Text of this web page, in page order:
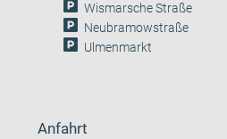
Wismarsche Straße
Neubramowstraße
Ulmenmarkt
Anfahrt